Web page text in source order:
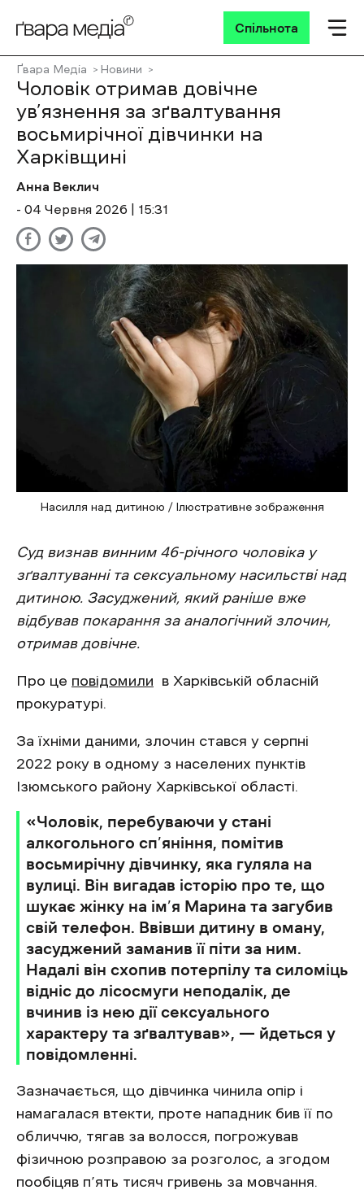
Спільнота
Ґвара Медіа Новини
Чоловік отримав довічне
ув’язнення за зґвалтування
восьмирічної дівчинки на
Харківщині
Анна Веклич
- 04 Червня 2026 | 15:31
Насилля над дитиною / Ілюстративне зображення
Суд визнав винним 46-річного чоловіка у
зґвалтуванні та сексуальному насильстві над
дитиною. Засуджений, який раніше вже
відбував покарання за аналогічний злочин,
отримав довічне.
Про це повідомили в Харківській обласній
прокуратурі.
За їхніми даними, злочин стався у серпні
2022 року в одному з населених пунктів
Ізюмського району Харківської області.
«Чоловік, перебуваючи у стані
алкогольного сп’яніння, помітив
восьмирічну дівчинку, яка гуляла на
вулиці. Він вигадав історію про те, що
шукає жінку на ім’я Марина та загубив
свій телефон. Ввівши дитину в оману,
засуджений заманив її піти за ним.
Надалі він схопив потерпілу та силоміць
відніс до лісосмуги неподалік, де
вчинив із нею дії сексуального
характеру та зґвалтував», — йдеться у
повідомленні.
Зазначається, що дівчинка чинила опір і
намагалася втекти, проте нападник бив її по
обличчю, тягав за волосся, погрожував
фізичною розправою за розголос, а згодом
пообіцяв п’ять тисяч гривень за мовчання.